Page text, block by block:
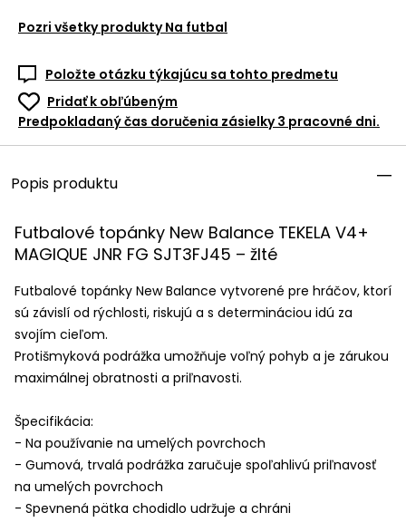
Pozri všetky produkty Na futbal
Položte otázku týkajúcu sa tohto predmetu
Pridať k obľúbeným
Predpokladaný čas doručenia zásielky 3 pracovné dni.
Popis produktu
Futbalové topánky New Balance TEKELA V4+
MAGIQUE JNR FG SJT3FJ45 – žlté
Futbalové topánky New Balance vytvorené pre hráčov, ktorí
sú závislí od rýchlosti, riskujú a s determináciou idú za
svojím cieľom.
Protišmyková podrážka umožňuje voľný pohyb a je zárukou
maximálnej obratnosti a priľnavosti.
Špecifikácia:
- Na používanie na umelých povrchoch
- Gumová, trvalá podrážka zaručuje spoľahlivú priľnavosť
na umelých povrchoch
- Spevnená pätka chodidlo udržuje a chráni